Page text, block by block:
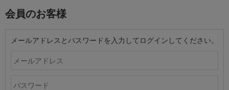
会員のお客様
メールアドレスとパスワードを入力してログインしてください。